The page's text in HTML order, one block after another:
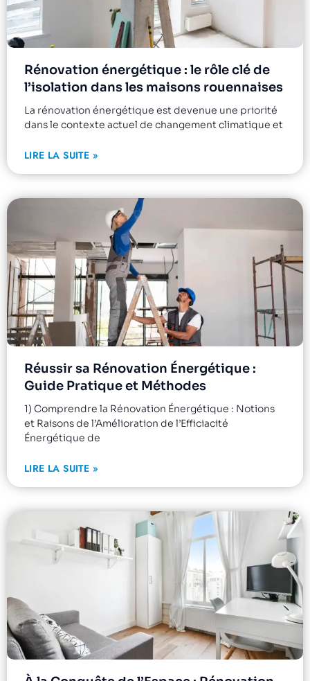
Rénovation énergétique : le rôle clé de
l’isolation dans les maisons rouennaises
La rénovation énergétique est devenue une priorité
dans le contexte actuel de changement climatique et
LIRE LA SUITE »
Réussir sa Rénovation Énergétique :
Guide Pratique et Méthodes
1) Comprendre la Rénovation Énergétique : Notions
et Raisons de l’Amélioration de l’Efficiacité
Énergétique de
LIRE LA SUITE »